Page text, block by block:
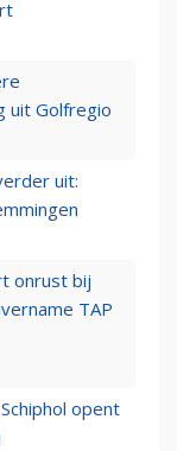
uit Golfregio
uit:
onrust bij
TAP
opent